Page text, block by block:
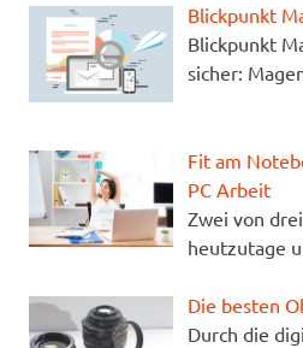
Blickpunkt
Blickpunkt
sicher:
Fit am
PC Arbeit
Zwei von
heutzutage
Die besten
Durch die